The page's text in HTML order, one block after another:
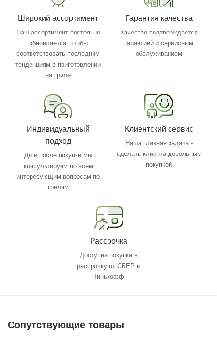
Широкий ассортимент
Наш ассортимент постоянно
обновляется, чтобы
соответствовать последним
тенденциям в приготовлении
на гриле
Гарантия качества
Качество подтверждается
гарантией и сервисным
обслуживанием
Индивидуальный
подход
До и после покупки мы
консультируем по всем
интересующим вопросам по
грилям
Клиентский сервис
Наша главная задача -
сделать клиента довольным
покупкой
Рассрочка
Доступна покупка в
рассрочку от СБЕР и
Тинькофф
Сопутствующие товары